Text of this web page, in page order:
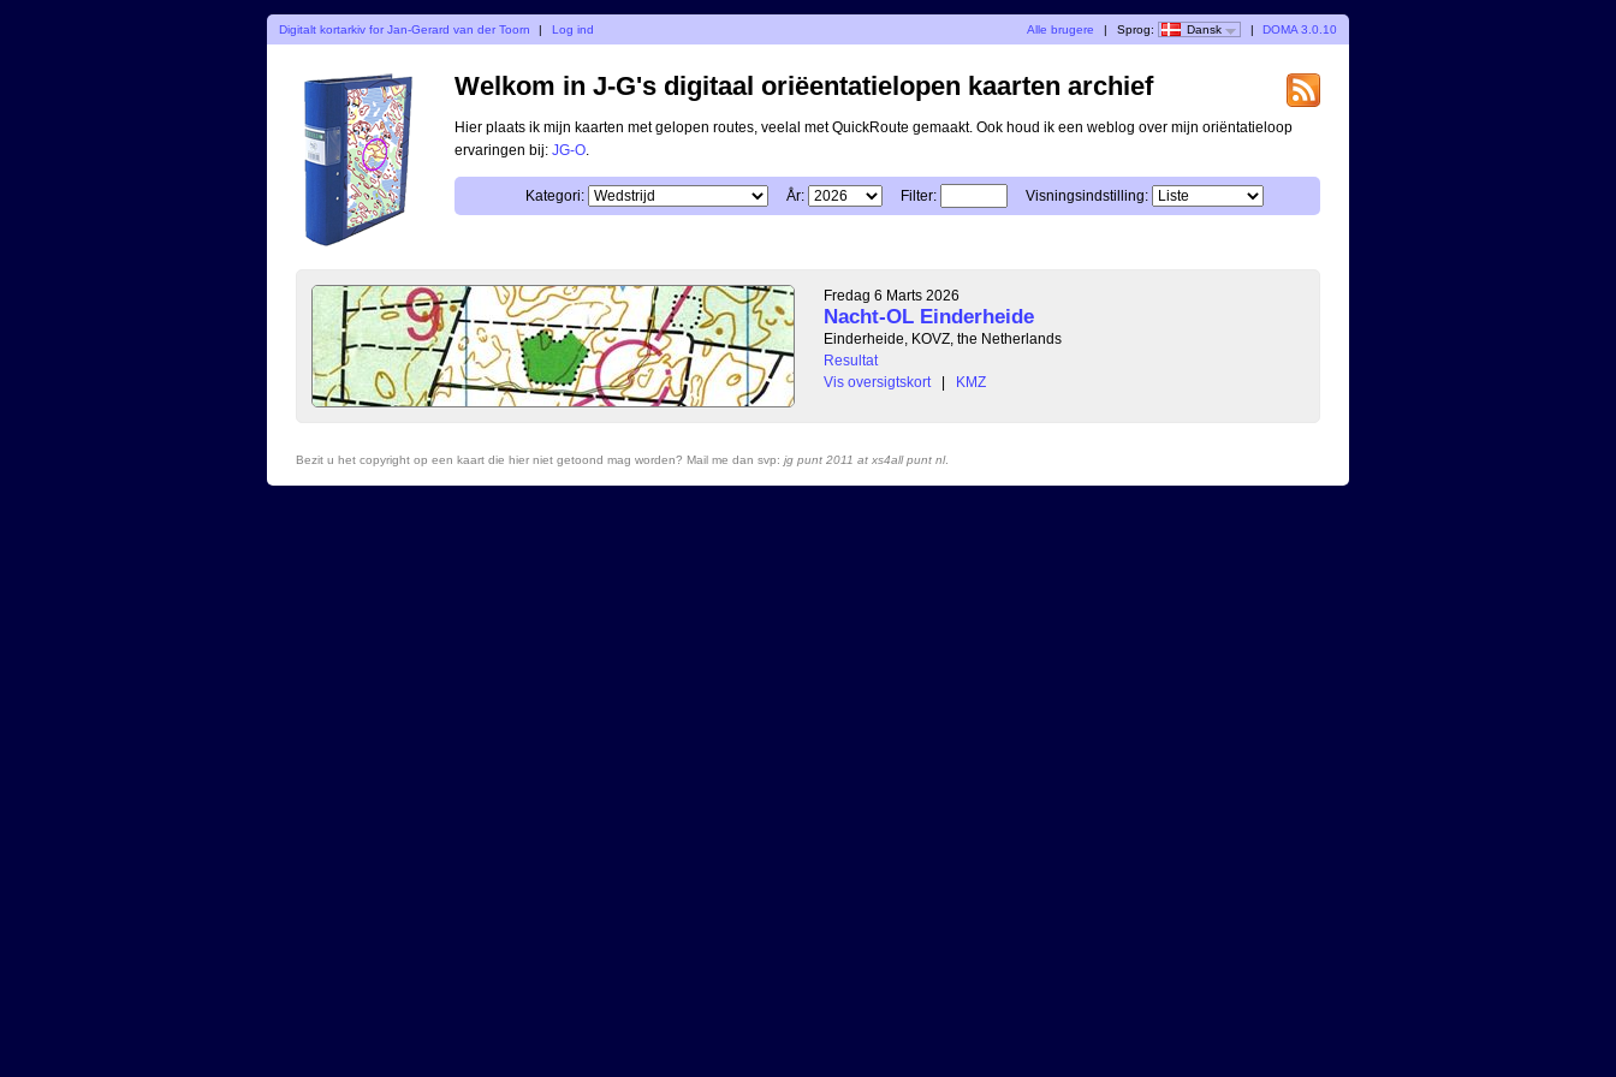
Digitalt kortarkiv for Jan-Gerard van der Toorn | Log ind Alle brugere | Sprog: Dansk | DOMA 3.0.10
Welkom in J-G's digitaal oriëentatielopen kaarten archief
Hier plaats ik mijn kaarten met gelopen routes, veelal met QuickRoute gemaakt. Ook houd ik een weblog over mijn oriëntatieloop
ervaringen bij: JG-O
Kategori: År: Filter: Visningsindstilling:
Fredag 6 Marts 2026
Nacht-OL Einderheide
Einderheide, KOVZ, the Netherlands
Resultat
Vis oversigtskort
| KMZ
Bezit u het copyright op een kaart die hier niet getoond mag worden? Mail me dan svp: jg punt 2011 at xs4all punt nl.